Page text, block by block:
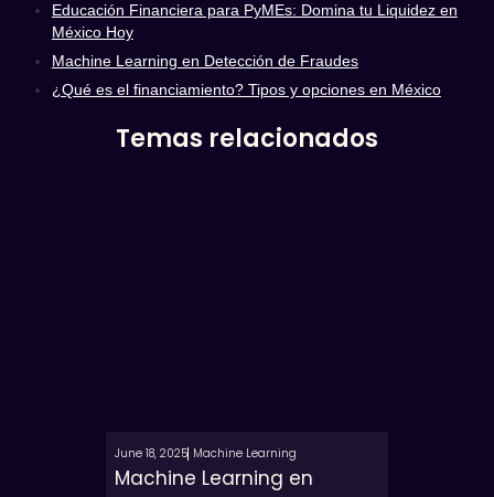
Educación Financiera para PyMEs: Domina tu Liquidez en
México Hoy
Machine Learning en Detección de Fraudes
¿Qué es el financiamiento? Tipos y opciones en México
Temas relacionados
June 18, 2025 Machine Learning
Machine Learning en